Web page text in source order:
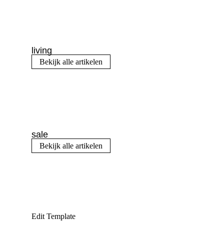
living
Bekijk alle artikelen
sale
Bekijk alle artikelen
Edit Template